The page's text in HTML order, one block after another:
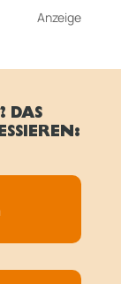
Anzeige
DAS